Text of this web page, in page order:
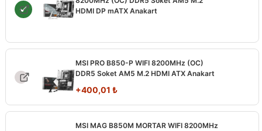
HDMI DP mATX Anakart
MSI PRO B850-P WIFI 8200MHz (OC)
DDR5 Soket AM5 M.2 HDMI ATX Anakart
+400,01 ₺
MSI MAG B850M MORTAR WIFI 8200MHz